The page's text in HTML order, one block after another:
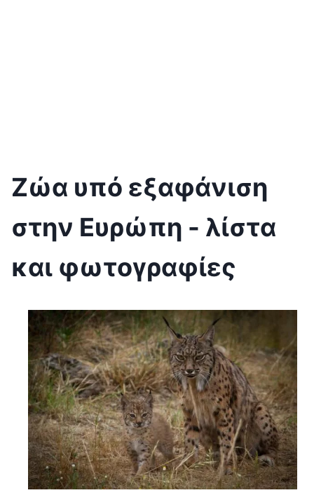
Ζώα υπό εξαφάνιση
στην Ευρώπη - λίστα
και φωτογραφίες